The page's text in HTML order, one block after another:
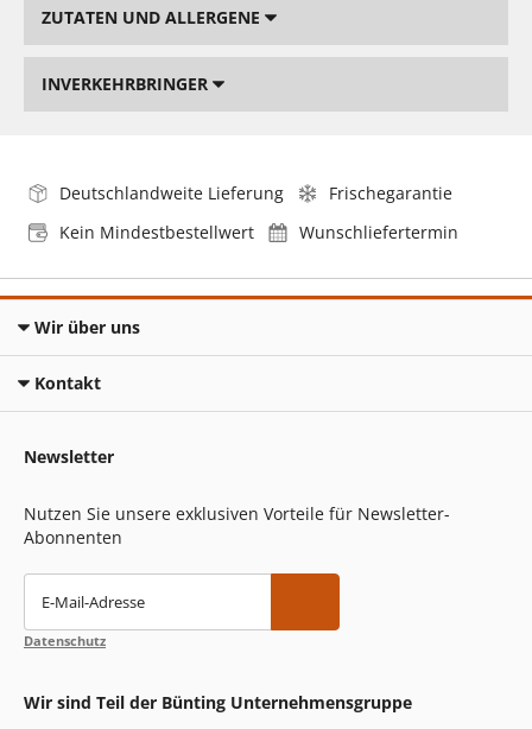
ZUTATEN UND ALLERGENE
INVERKEHRBRINGER
Deutschlandweite Lieferung
Frischegarantie
Kein Mindestbestellwert
Wunschliefertermin
Wir über uns
Kontakt
Newsletter
Nutzen Sie unsere exklusiven Vorteile für Newsletter-
Abonnenten
E-Mail-Adresse
Datenschutz
Wir sind Teil der Bünting Unternehmensgruppe